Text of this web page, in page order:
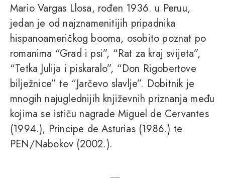
Mario Vargas Llosa, rođen 1936. u Peruu,
jedan je od najznamenitijih pripadnika
hispanoameričkog booma, osobito poznat po
romanima “Grad i psi”, “Rat za kraj svijeta”,
“Tetka Julija i piskaralo”, “Don Rigobertove
bilježnice” te “Jarčevo slavlje”. Dobitnik je
mnogih najuglednijih književnih priznanja među
kojima se ističu nagrade Miguel de Cervantes
(1994.), Principe de Asturias (1986.) te
PEN/Nabokov (2002.).